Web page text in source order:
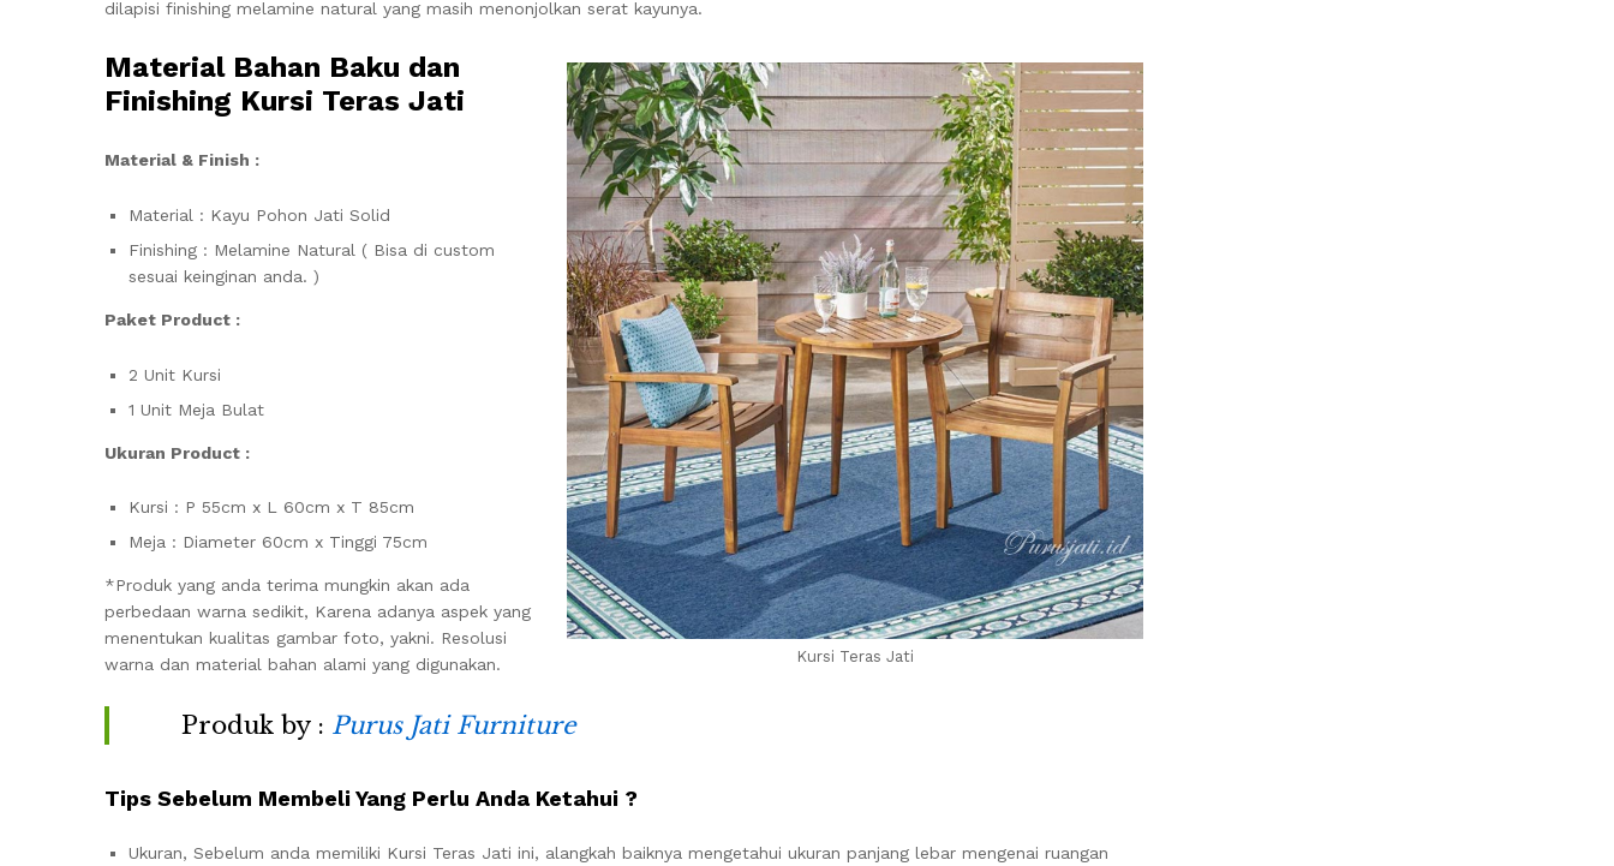
dilapisi finishing melamine natural yang masih menonjolkan serat kayunya.
Kursi Teras Jati
Material Bahan Baku dan
Finishing Kursi Teras Jati
Material & Finish :
Material : Kayu Pohon Jati Solid
Finishing : Melamine Natural ( Bisa di custom
sesuai keinginan anda. )
Paket Product :
2 Unit Kursi
1 Unit Meja Bulat
Ukuran Product :
Kursi : P 55cm x L 60cm x T 85cm
Meja : Diameter 60cm x Tinggi 75cm
*Produk yang anda terima mungkin akan ada
perbedaan warna sedikit, Karena adanya aspek yang
menentukan kualitas gambar foto, yakni. Resolusi
warna dan material bahan alami yang digunakan.
Produk by : Purus Jati Furniture
Tips Sebelum Membeli Yang Perlu Anda Ketahui ?
Ukuran, Sebelum anda memiliki Kursi Teras Jati ini, alangkah baiknya mengetahui ukuran panjang lebar mengenai ruangan